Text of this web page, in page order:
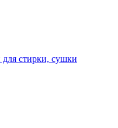
стирки, сушки